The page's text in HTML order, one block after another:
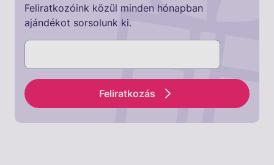
Feliratkozóink közül minden hónapban
ajándékot sorsolunk ki.
Feliratkozás